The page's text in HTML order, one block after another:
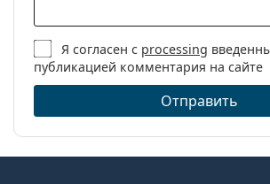
Я согласен с processing
публикацией комментария на сайте
Отправить